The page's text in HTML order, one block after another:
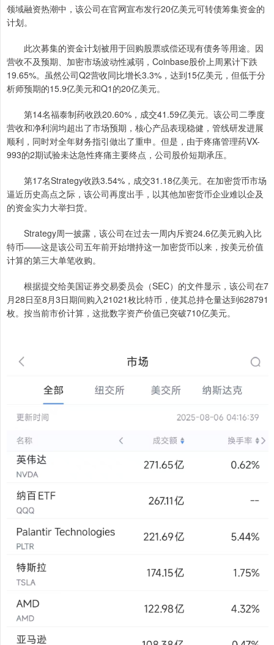
领域融资热潮中，该公司在官网宣布发行20亿美元可转债筹集资金的
计划。
此次募集的资金计划被用于回购股票或偿还现有债务等用途。因
营收不及预期、加密市场波动性减弱，Coinbase股价上周累计下跌
19.65%。虽然公司Q2营收同比增长3.3%，达到15亿美元，但低于分
析师预期的15.9亿美元和Q1的20亿美元。
第14名福泰制药收跌20.60%，成交41.59亿美元。该公司二季度
营收和净利润均超出了市场预期，核心产品表现稳健，管线研发进展
顺利，同时对全年财务指引做出了重申。但是，由于疼痛管理药VX-
993的2期试验未达急性疼痛主要终点，公司股价短期承压。
第17名Strategy收跌3.54%，成交31.18亿美元。在加密货币市场
逼近历史高点之际，该公司再度出手，以其他加密货币企业难以企及
的资金实力大举扫货。
Strategy周一披露，该公司在过去一周内斥资24.6亿美元购入比
特币——这是该公司五年前开始增持这一加密货币以来，按美元价值
计算的第三大单笔收购。
根据提交给美国证券交易委员会（SEC）的文件显示，该公司在7
月28日至8月3日期间购入21021枚比特币，使其总持仓量达到628791
枚。按当前市价计算，这批数字资产价值已突破710亿美元。